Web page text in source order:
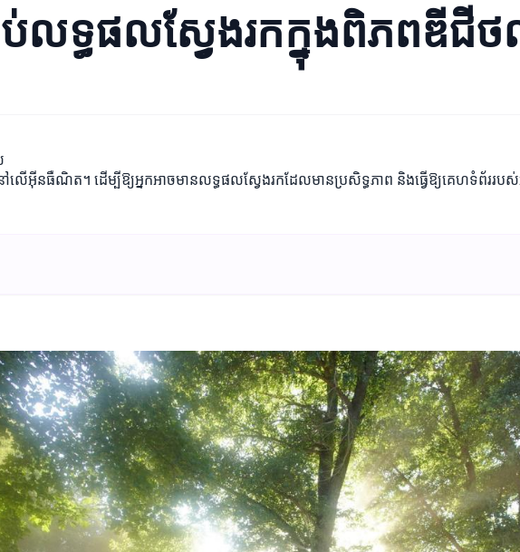
ប់លទ្ធផលស្វែងរកក្នុងពិភពឌីជី
ើអ៊ីនធឺណិត។ ដើម្បីឱ្យអ្នកអាចមានលទ្ធផលស្វែងរកដែលមានប្រសិទ្ធភាព និងធ្វើឱ្យគេហទំព័ររបស់